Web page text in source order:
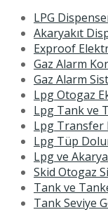
LPG
Akaryakıt
Exproof
Gaz Alarm
Gaz Alarm
Lpg Otogaz
Lpg Tank ve
Lpg Transfer
Lpg Tüp
Lpg ve
Skid Otogaz
Tank ve
Tank Seviye